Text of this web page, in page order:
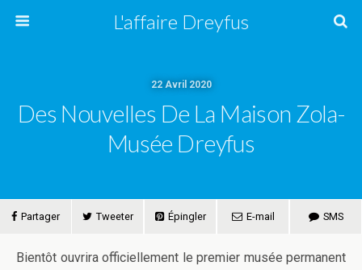
L'affaire Dreyfus
22 Avril 2020
Des Nouvelles De La Maison Zola-
Musée Dreyfus
Partager Tweeter Épingler E-mail SMS
Bientôt ouvrira officiellement le premier musée permanent